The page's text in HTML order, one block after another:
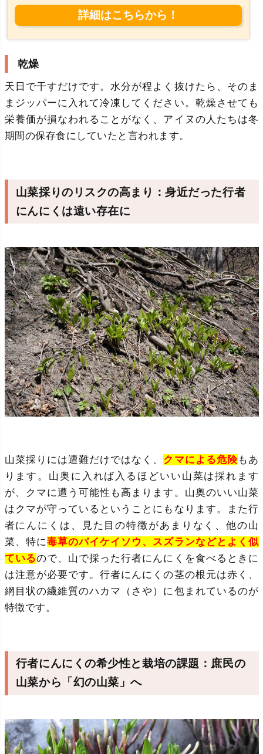
げます。・フタの裏やゴムパッキン部分
も忘れずに消毒しましょう。② 冷蔵保存
③ 冷凍保存も可能（長期保存向け）・食
た行者にんにくを小分けにしてラップ...
乾燥
天日で干すだけです。水分が程よく抜けたら、そのま
まジッパーに入れて冷凍してください。乾燥させても
栄養価が損なわれることがなく、アイヌの人たちは冬
期間の保存食にしていたと言われます。
山菜採りのリスクの高まり：身近だった行者
にんにくは遠い存在に
山菜採りには遭難だけではなく、 クマによる危険もあ
ります。山奥に入れば入るほどいい山菜は採れます
が、クマに遭う可能性も高まります。山奥のいい山菜
はクマが守っているということにもなります。また行
者にんにくは、見た目の特徴があまりなく、他の山
菜、特に毒草のバイケイソウ、スズランなどとよく似
ているので、山で採った行者にんにくを食べるときに
は注意が必要です。行者にんにくの茎の根元は赤く、
網目状の繊維質のハカマ（さや）に包まれているのが
特徴です。
行者にんにくの希少性と栽培の課題：庶民の
山菜から「幻の山菜」へ